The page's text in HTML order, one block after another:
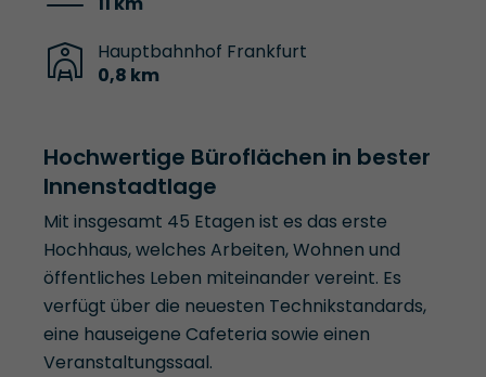
Hauptbahnhof Frankfurt
0,8 km
Hochwertige Büroflächen in bester
Innenstadtlage
Mit insgesamt 45 Etagen ist es das erste
Hochhaus, welches Arbeiten, Wohnen und
öffentliches Leben miteinander vereint. Es
verfügt über die neuesten Technikstandards,
eine hauseigene Cafeteria sowie einen
Veranstaltungssaal.